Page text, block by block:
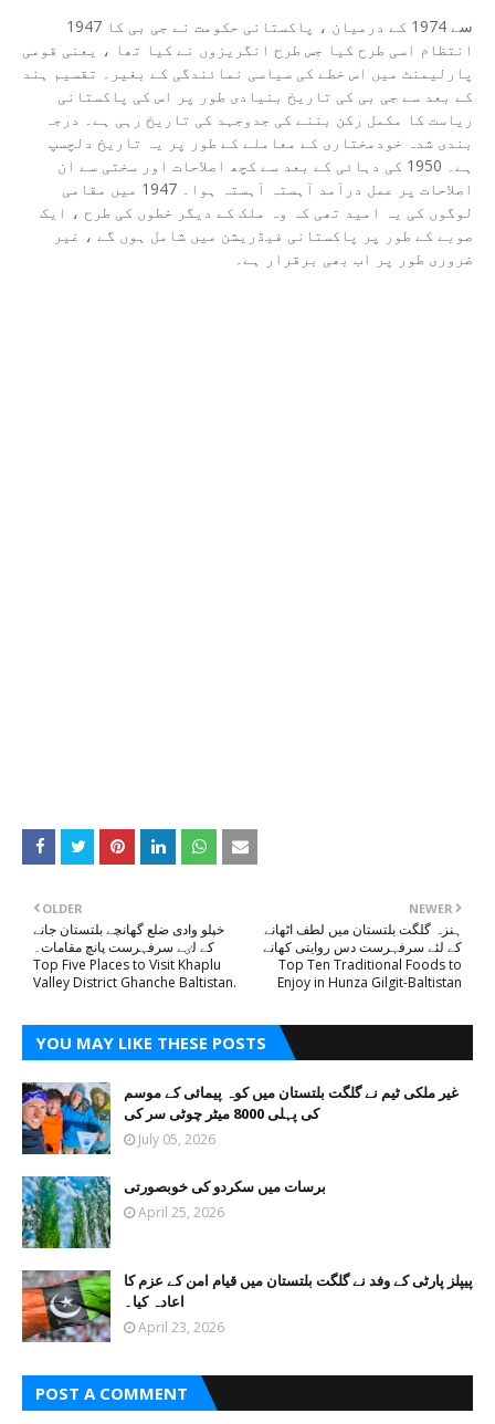
1947 سے 1974 کے درمیان ، پاکستانی حکومت نے جی بی کا
انتظام اسی طرح کیا جس طرح انگریزوں نے کیا تھا ، یعنی قومی
پارلیمنٹ میں اس خطے کی سیاسی نمائندگی کے بغیر۔ تقسیم ہند
کے بعد سے جی بی کی تاریخ بنیادی طور پر اس کی پاکستانی
ریاست کا مکمل رکن بننے کی جدوجہد کی تاریخ رہی ہے۔ درجہ
بندی شدہ خودمختاری کے معاملے کے طور پر یہ تاریخ دلچسپ
ہے۔ 1950 کی دہائی کے بعد سے کچھ اصلاحات اور سختی سے ان
اصلاحات پر عمل درآمد آہستہ آہستہ ہوا۔ 1947 میں مقامی
لوگوں کی یہ امید تھی کہ وہ ملک کے دیگر خطوں کی طرح ، ایک
صوبے کے طور پر پاکستانی فیڈریشن میں شامل ہوں گے ، غیر
ضروری طور پر اب بھی برقرار ہے۔
NEWER
ہنزہ گلگت بلتستان میں لطف اٹھانے
کے لئے سرفہرست دس روایتی کھانے
Top Ten Traditional Foods to
Enjoy in Hunza Gilgit-Baltistan
OLDER
خپلو وادی ضلع گھانچے بلتستان جانے
کے لٸے سرفہرست پانچ مقامات۔
Top Five Places to Visit Khaplu
Valley District Ghanche Baltistan.
YOU MAY LIKE THESE POSTS
غیر ملکی ٹیم نے گلگت بلتستان میں کوہ پیمائی کے موسم
کی پہلی 8000 میٹر چوٹی سر کی
July 05, 2026
برسات میں سکردو کی خوبصورتی
April 25, 2026
پیپلز پارٹی کے وفد نے گلگت بلتستان میں قیام امن کے عزم کا
اعادہ کیا۔
April 23, 2026
POST A COMMENT